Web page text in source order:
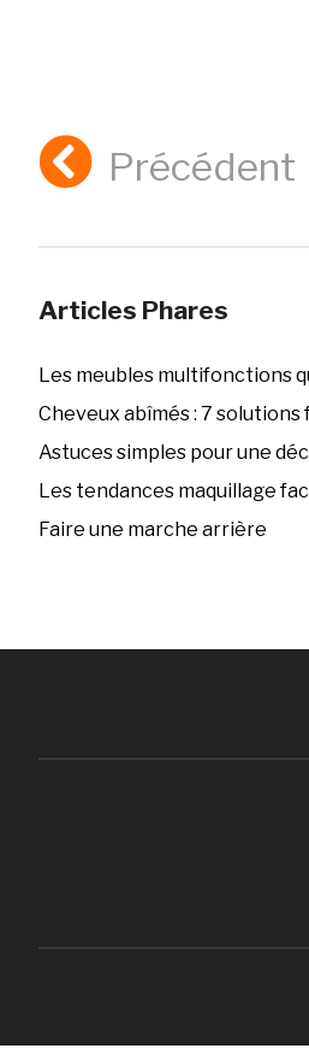
Précédent
Articles Phares
Les meubles multifonctions
Cheveux abîmés : 7
Astuces simples pour une
Les tendances maquillage
Faire une marche arrière